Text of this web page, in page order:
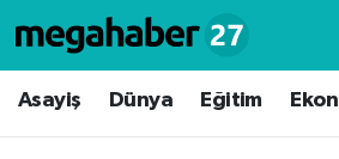
Asayiş Dünya Eğitim
Hava Durumu